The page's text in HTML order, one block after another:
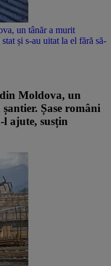
un tânăr a murit
și s-au uitat la el fără să-
Moldova, un
Șase români
l ajute, susțin